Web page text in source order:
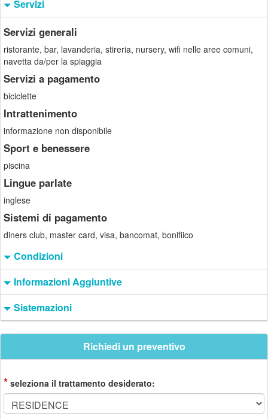
Servizi
Servizi generali
ristorante, bar, lavanderia, stireria, nursery, wifi nelle aree comuni,
navetta da/per la spiaggia
Servizi a pagamento
biciclette
Intrattenimento
informazione non disponibile
Sport e benessere
piscina
Lingue parlate
inglese
Sistemi di pagamento
diners club, master card, visa, bancomat, bonifiico
Condizioni
Informazioni Aggiuntive
Sistemazioni
Richiedi un preventivo
* seleziona il trattamento desiderato: